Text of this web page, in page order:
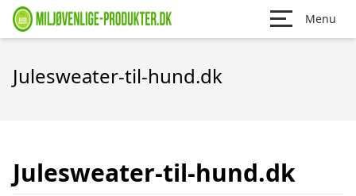
Menu
Julesweater-til-hund.dk
Julesweater-til-hund.dk